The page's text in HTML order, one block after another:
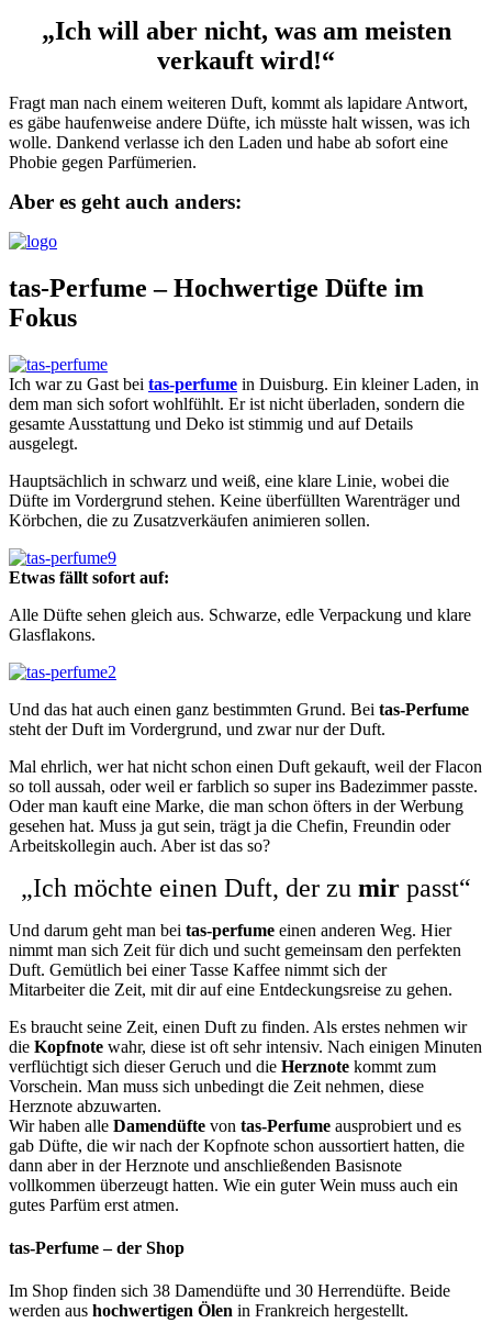
„Ich will aber nicht, was am meisten
verkauft wird!“
Fragt man nach einem weiteren Duft, kommt als lapidare Antwort,
es gäbe haufenweise andere Düfte, ich müsste halt wissen, was ich
wolle. Dankend verlasse ich den Laden und habe ab sofort eine
Phobie gegen Parfümerien.
Aber es geht auch anders:
tas-Perfume – Hochwertige Düfte im
Fokus
Ich war zu Gast bei tas-perfume in Duisburg. Ein kleiner Laden, in
dem man sich sofort wohlfühlt. Er ist nicht überladen, sondern die
gesamte Ausstattung und Deko ist stimmig und auf Details
ausgelegt.
Hauptsächlich in schwarz und weiß, eine klare Linie, wobei die
Düfte im Vordergrund stehen. Keine überfüllten Warenträger und
Körbchen, die zu Zusatzverkäufen animieren sollen.
Etwas fällt sofort auf:
Alle Düfte sehen gleich aus. Schwarze, edle Verpackung und klare
Glasflakons.
Und das hat auch einen ganz bestimmten Grund. Bei tas-Perfume
steht der Duft im Vordergrund, und zwar nur der Duft.
Mal ehrlich, wer hat nicht schon einen Duft gekauft, weil der Flacon
so toll aussah, oder weil er farblich so super ins Badezimmer passte.
Oder man kauft eine Marke, die man schon öfters in der Werbung
gesehen hat. Muss ja gut sein, trägt ja die Chefin, Freundin oder
Arbeitskollegin auch. Aber ist das so?
„Ich möchte einen Duft, der zu mir passt“
Und darum geht man bei tas-perfume einen anderen Weg. Hier
nimmt man sich Zeit für dich und sucht gemeinsam den perfekten
Duft. Gemütlich bei einer Tasse Kaffee nimmt sich der
Mitarbeiter die Zeit, mit dir auf eine Entdeckungsreise zu gehen.
Es braucht seine Zeit, einen Duft zu finden. Als erstes nehmen wir
die Kopfnote wahr, diese ist oft sehr intensiv. Nach einigen Minuten
verflüchtigt sich dieser Geruch und die Herznote kommt zum
Vorschein. Man muss sich unbedingt die Zeit nehmen, diese
Herznote abzuwarten.
Wir haben alle Damendüfte von tas-Perfume ausprobiert und es
gab Düfte, die wir nach der Kopfnote schon aussortiert hatten, die
dann aber in der Herznote und anschließenden Basisnote
vollkommen überzeugt hatten. Wie ein guter Wein muss auch ein
gutes Parfüm erst atmen.
tas-Perfume – der Shop
Im Shop finden sich 38 Damendüfte und 30 Herrendüfte. Beide
werden aus hochwertigen Ölen in Frankreich hergestellt.